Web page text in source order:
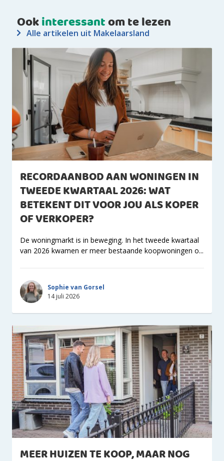
Ookinteressantom te lezen
Alle artikelen uit Makelaarsland
RECORDAANBOD AAN WONINGEN IN
TWEEDE KWARTAAL 2026: WAT
BETEKENT DIT VOOR JOU ALS KOPER
OF VERKOPER?
De woningmarkt is in beweging. In het tweede kwartaal
van 2026 kwamen er meer bestaande koopwoningen o...
Sophie van Gorsel
14 juli 2026
MEER HUIZEN TE KOOP, MAAR NOG